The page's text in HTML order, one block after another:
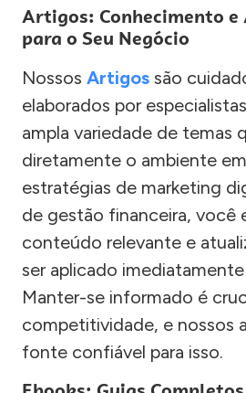
Artigos: Conhecimento e
para o Seu Negócio
Nossos Artigos são
elaborados por
ampla variedade de temas
diretamente o ambiente
estratégias de marketing
de gestão financeira, você
conteúdo relevante e
ser aplicado
Manter-se informado é
competitividade, e nossos
fonte confiável para isso.